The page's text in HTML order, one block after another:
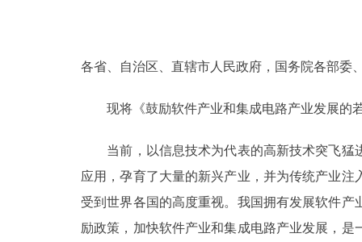
参与调查
走进北京
北京概况
绿色北京
多语种
各省、自治区、直辖市人民政府，国务院各部委
现将《鼓励软件产业和集成电路产业发展的
当前，以信息技术为代表的高新技术突飞猛
应用，孕育了大量的新兴产业，并为传统产业
受到世界各国的高度重视。我国拥有发展软件
励政策，加快软件产业和集成电路产业发展，